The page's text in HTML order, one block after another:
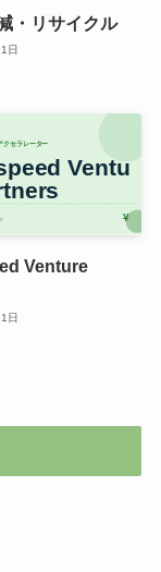
・リサイクル
日
Venture
日